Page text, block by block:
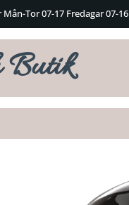
Tor 07-17 Fredagar 07-16
Butik